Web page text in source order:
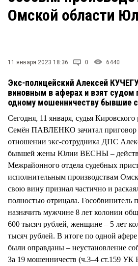
СТИЛЬ ЖИЗНИ
Омской области
11 января 2023 18:36 0 6440
Экс-полицейский Алексей
виновным в аферах и взят судом
одному мошенничеству бывшие
Сегодня, 11 января, судья Кировского
Семён ПАВЛЕНКО зачитал приговор
отношении экс-сотрудника ДПС
бывшей жены Юлии ВЕСНЫ –
Межрайонного отдела судебных
исполнительным производствам
свою вину признал частично и
полностью отрицала. Гособвинитель
назначить мужчине 8 лет колонии
600 тысяч рублей, женщине – 5 лет
тысяч рублей. В итоге по одной
были оправданы – неустановление
За 19 мошенничеств (ч.3–4 ст.159